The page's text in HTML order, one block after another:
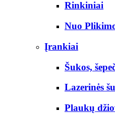
Rinkiniai
Nuo
Įrankiai
Šukos,
Lazerinės
Plaukų